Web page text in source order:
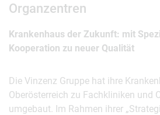
Organzentren
Krankenhaus der Zukunft: mit
Kooperation zu neuer Qualität
Die Vinzenz Gruppe hat ihre
Oberösterreich zu Fachkliniken und
umgebaut. Im Rahmen ihrer